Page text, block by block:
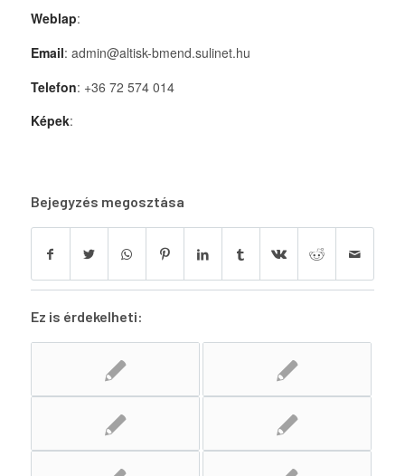
Weblap:
Email: admin@altisk-bmend.sulinet.hu
Telefon: +36 72 574 014
Képek:
Bejegyzés megosztása
Ez is érdekelheti: